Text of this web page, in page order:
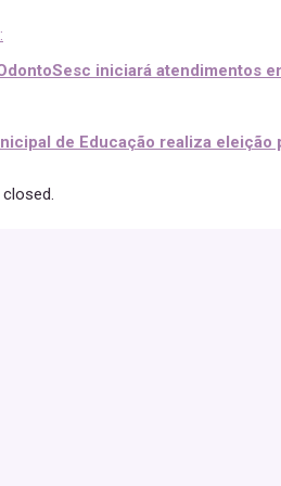
iniciará atendimentos
de Educação realiza eleição